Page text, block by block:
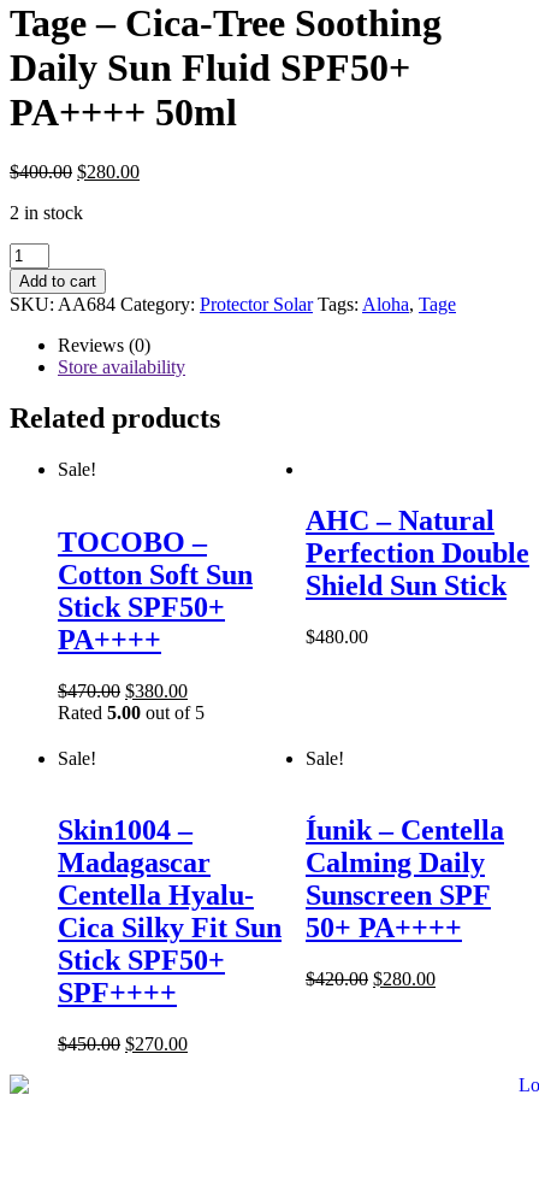
Tage – Cica-Tree Soothing
Daily Sun Fluid SPF50+
PA++++ 50ml
$400.00 $280.00
2 in stock
Tage
-
Cica-
Tree
Soothing
Daily
Fluid
SPF50+
50ml
Add to cart
SKU: AA684 Category: Protector Solar Tags: Aloha, Tage
Reviews (0)
Store availability
Related products
Sale!
TOCOBO –
Cotton Soft Sun
Stick SPF50+
PA++++
$470.00 $380.00
Rated 5.00 out of 5
AHC – Natural
Perfection Double
Shield Sun Stick
$480.00
Sale!
Skin1004 –
Madagascar
Centella Hyalu-
Cica Silky Fit Sun
Stick SPF50+
SPF++++
$450.00 $270.00
Sale!
Íunik – Centella
Calming Daily
Sunscreen SPF
50+ PA++++
$420.00 $280.00